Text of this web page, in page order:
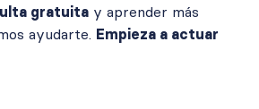
gratuita y aprender más
ayudarte. Empieza a actuar